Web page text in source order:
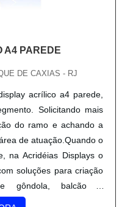
cumprem com suas
para a Acridéias
quando pensamos em
e serviços de
são:Equipe
Profissionais com
de alta
onde são realizadas
com materiais
de última
A4 PAREDE
DE CAXIAS - RJ
acrílico a4 parede,
Solicitando mais
do ramo e achando a
de atuação.Quando o
na Acridéias Displays o
soluções para criação
gôndola, balcão e
DE DISPLAY